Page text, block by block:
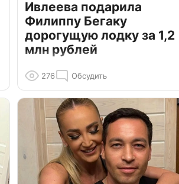
Ивлеева подарила
Филиппу Бегаку
дорогущую лодку за 1,2
млн рублей
276 Обсудить